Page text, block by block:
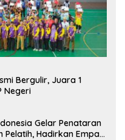
Bergulir, Juara 1
Negeri
Gelar Penataran
Pelatih, Hadirkan Empat